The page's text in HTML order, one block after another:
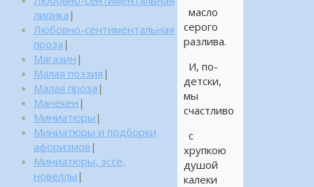
масло
серого
разлива.
И, по-
детски,
мы
счастливо
с
хрупкою
душой
калеки
лирика |
Любовно-сентиментальная
проза |
Магазин |
Малая поэзия |
Малая проза |
Манекен |
Миниатюры |
Миниатюры и подборки
афоризмов |
Миниатюры, эссе,
новеллы |